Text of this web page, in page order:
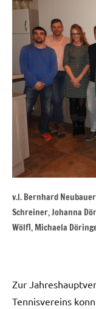
v.l. Bernhard
Schreiner, Johanna
Wölfl, Michaela
Zur
Tennisvereins